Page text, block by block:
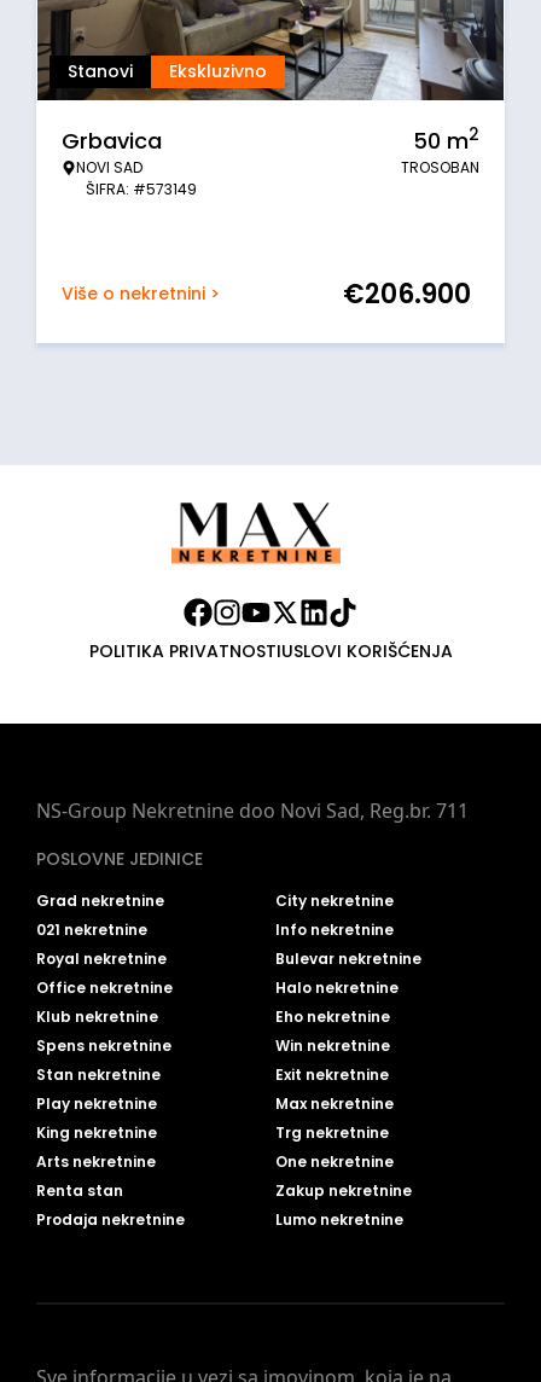
Stanovi Ekskluzivno
Grbavica
NOVI SAD
ŠIFRA: #573149
50 m2
TROSOBAN
Više o nekretnini > €206.900
POLITIKA PRIVATNOSTIUSLOVI KORIŠĆENJA
NS-Group Nekretnine doo Novi Sad, Reg.br. 711
POSLOVNE JEDINICE
Grad nekretnine
City nekretnine
021 nekretnine
Info nekretnine
Royal nekretnine
Bulevar nekretnine
Office nekretnine
Halo nekretnine
Klub nekretnine
Eho nekretnine
Spens nekretnine
Win nekretnine
Stan nekretnine
Exit nekretnine
Play nekretnine
Max nekretnine
King nekretnine
Trg nekretnine
Arts nekretnine
One nekretnine
Renta stan
Zakup nekretnine
Prodaja nekretnine
Lumo nekretnine